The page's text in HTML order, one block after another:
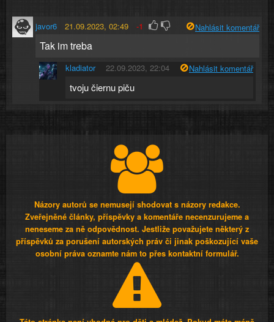
javor6 21.09.2023, 02:49 -1 Nahlásit komentář
Tak im treba
kladiator 22.09.2023, 22:04 Nahlásit komentář
tvoju čiernu piču
Názory autorů se nemusejí shodovat s názory redakce.
Zveřejněné články, příspěvky a komentáře necenzurujeme a
neneseme za ně odpovědnost. Jestliže považujete některý z
příspěvků za porušení autorských práv či jinak poškozující vaše
osobní práva oznamte nám to přes kontaktní formulář.